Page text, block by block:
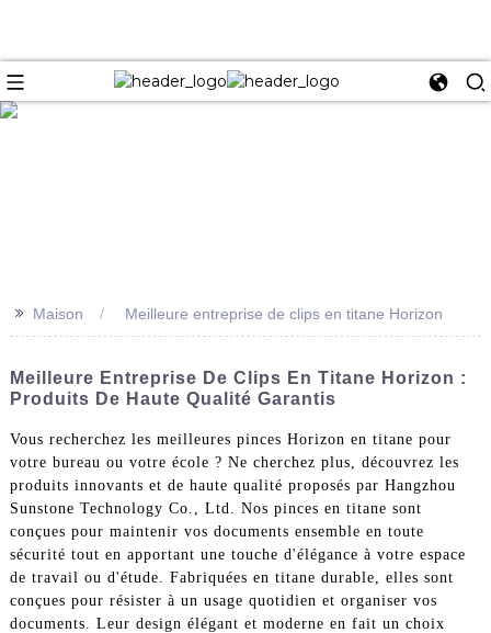
>> Maison Meilleure entreprise de clips en titane Horizon
Meilleure Entreprise De Clips En Titane Horizon :
Produits De Haute Qualité Garantis
Vous recherchez les meilleures pinces Horizon en titane pour
votre bureau ou votre école ? Ne cherchez plus, découvrez les
produits innovants et de haute qualité proposés par Hangzhou
Sunstone Technology Co., Ltd. Nos pinces en titane sont
conçues pour maintenir vos documents ensemble en toute
sécurité tout en apportant une touche d'élégance à votre espace
de travail ou d'étude. Fabriquées en titane durable, elles sont
conçues pour résister à un usage quotidien et organiser vos
documents. Leur design élégant et moderne en fait un choix